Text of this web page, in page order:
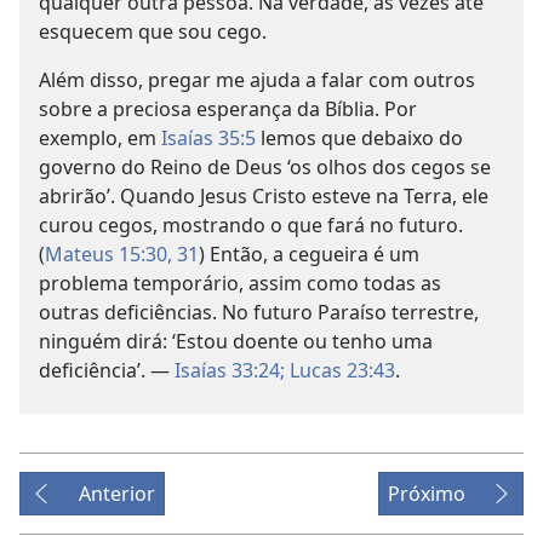
esquecem que sou cego.
Além disso, pregar me ajuda a falar com outros
sobre a preciosa esperança da Bíblia. Por
exemplo, em Isaías 35:5 lemos que debaixo do
governo do Reino de Deus ‘os olhos dos cegos se
abrirão’. Quando Jesus Cristo esteve na Terra, ele
curou cegos, mostrando o que fará no futuro.
(Mateus 15:30, 31) Então, a cegueira é um
problema temporário, assim como todas as
outras deficiências. No futuro Paraíso terrestre,
ninguém dirá: ‘Estou doente ou tenho uma
deficiência’. —Isaías 33:24; Lucas 23:43.
Anterior Próximo